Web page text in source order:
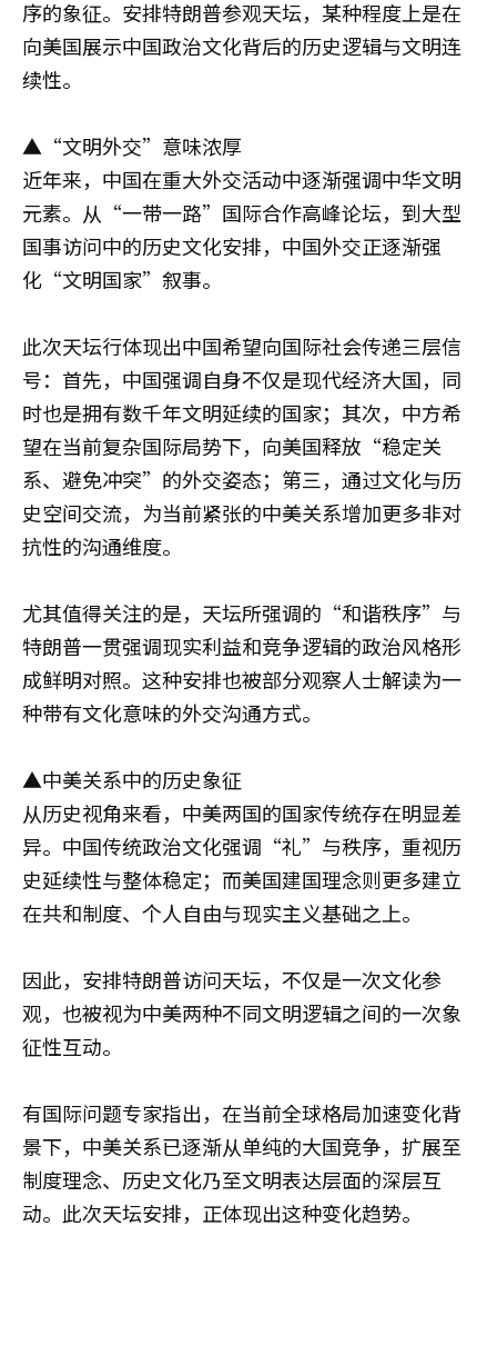
序的象征。安排特朗普参观天坛，某种程度上是在
向美国展示中国政治文化背后的历史逻辑与文明连
续性。
▲“文明外交”意味浓厚
近年来，中国在重大外交活动中逐渐强调中华文明
元素。从“一带一路”国际合作高峰论坛，到大型
国事访问中的历史文化安排，中国外交正逐渐强
化“文明国家”叙事。
此次天坛行体现出中国希望向国际社会传递三层信
号：首先，中国强调自身不仅是现代经济大国，同
时也是拥有数千年文明延续的国家；其次，中方希
望在当前复杂国际局势下，向美国释放“稳定关
系、避免冲突”的外交姿态；第三，通过文化与历
史空间交流，为当前紧张的中美关系增加更多非对
抗性的沟通维度。
尤其值得关注的是，天坛所强调的“和谐秩序”与
特朗普一贯强调现实利益和竞争逻辑的政治风格形
成鲜明对照。这种安排也被部分观察人士解读为一
种带有文化意味的外交沟通方式。
▲中美关系中的历史象征
从历史视角来看，中美两国的国家传统存在明显差
异。中国传统政治文化强调“礼”与秩序，重视历
史延续性与整体稳定；而美国建国理念则更多建立
在共和制度、个人自由与现实主义基础之上。
因此，安排特朗普访问天坛，不仅是一次文化参
观，也被视为中美两种不同文明逻辑之间的一次象
征性互动。
有国际问题专家指出，在当前全球格局加速变化背
景下，中美关系已逐渐从单纯的大国竞争，扩展至
制度理念、历史文化乃至文明表达层面的深层互
动。此次天坛安排，正体现出这种变化趋势。